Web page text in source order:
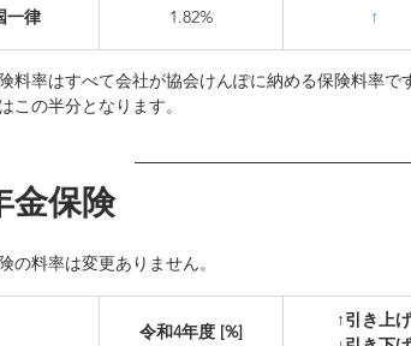
一律 ​1.82% ↑
料率はすべて会社が協会けんぽに納める保険料率で
この半分となります。
金保険
の料率は変更ありません。
令和4年度 [%]
​↑引き上げ